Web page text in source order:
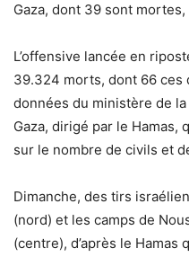
Gaza, dont 39 sont mortes,
L’offensive lancée en
39.324 morts, dont 66 ces
données du ministère de
Gaza, dirigé par le Hamas,
sur le nombre de civils et
Dimanche, des tirs
(nord) et les camps de
(centre), d’après le